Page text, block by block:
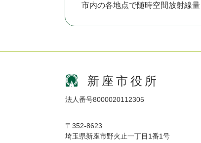
市内の各地点で随時空間放射線
新座市役所
法人番号8000020112305
〒352-8623
埼玉県新座市野火止一丁目1番1号